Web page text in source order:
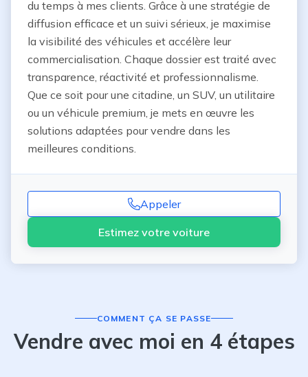
du temps à mes clients. Grâce à une stratégie de
diffusion efficace et un suivi sérieux, je maximise
la visibilité des véhicules et accélère leur
commercialisation. Chaque dossier est traité avec
transparence, réactivité et professionnalisme.
Que ce soit pour une citadine, un SUV, un utilitaire
ou un véhicule premium, je mets en œuvre les
solutions adaptées pour vendre dans les
meilleures conditions.
Appeler
Estimez votre voiture
COMMENT ÇA SE PASSE
Vendre avec moi en 4 étapes